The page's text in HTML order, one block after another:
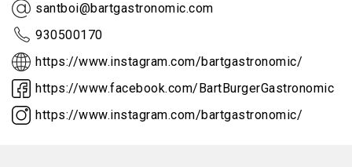
santboi@bartgastronomic.com
930500170
https://www.instagram.com/bartgastronomic/
https://www.facebook.com/BartBurgerGastronomic
https://www.instagram.com/bartgastronomic/